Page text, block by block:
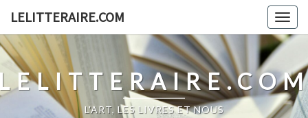
content
LELITTERAIRE.COM
L'ART, LES LIVRES ET NOUS